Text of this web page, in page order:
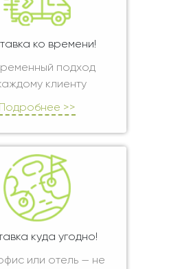
ко времени!
подход
клиенту
Подробнее >>
куда угодно!
или отель — не